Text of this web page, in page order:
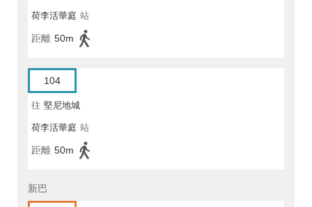
荷李活華庭 站
距離 50m
104
往 堅尼地城
荷李活華庭 站
距離 50m
新巴